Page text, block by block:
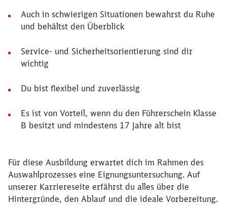
Auch in schwierigen Situationen bewahrst du Ruhe
und behältst den Überblick
Service- und Sicherheitsorientierung sind dir
wichtig
Du bist flexibel und zuverlässig
Es ist von Vorteil, wenn du den Führerschein Klasse
B besitzt und mindestens 17 Jahre alt bist
Für diese Ausbildung erwartet dich im Rahmen des
Auswahlprozesses eine Eignungsuntersuchung. Auf
unserer Karriereseite erfährst du alles über die
Hintergründe, den Ablauf und die ideale Vorbereitung.